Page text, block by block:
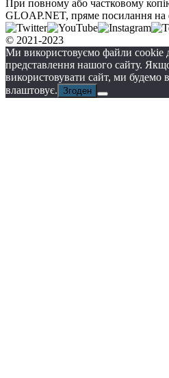
При повному або частковому
GLOAP.NET, пряме посилання на
© 2021-2023
Ми використовуємо файли cookie
представлення нашого сайту.
використовувати сайт, ми будемо
влаштовує. Згоден